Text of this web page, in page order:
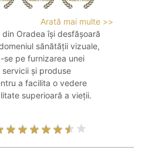
Arată mai multe >>
Oradea își desfășoară
sănătății vizuale,
se pe furnizarea unei
și produse
a facilita o vedere
superioară a vieții.